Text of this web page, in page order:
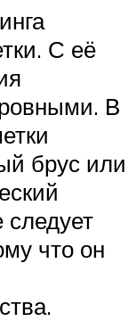
С её
В
брус или
что он